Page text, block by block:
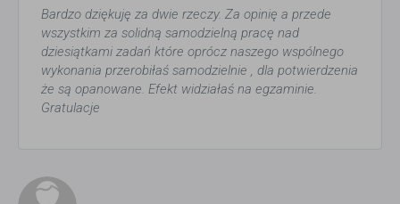
Bardzo dziękuję za dwie rzeczy. Za opinię a przede
wszystkim za solidną samodzielną pracę nad
dziesiątkami zadań które oprócz naszego wspólnego
wykonania przerobiłaś samodzielnie , dla potwierdzenia
że są opanowane. Efekt widziałaś na egzaminie.
Gratulacje